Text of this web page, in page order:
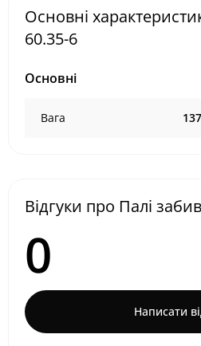
Основні
60.35-6
Основні
Вага
Відгуки про Палі
0
Написати